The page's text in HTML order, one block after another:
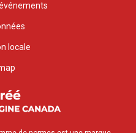
locale